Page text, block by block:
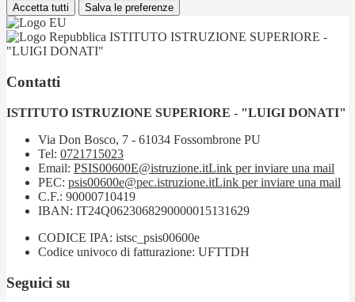
Accetta tutti Salva le preferenze
ISTITUTO ISTRUZIONE SUPERIORE -
"LUIGI DONATI"
Contatti
ISTITUTO ISTRUZIONE SUPERIORE - "LUIGI DONATI"
Via Don Bosco, 7 - 61034 Fossombrone PU
Tel: 0721715023
Email: PSIS00600E@istruzione.itLink per inviare una mail
PEC: psis00600e@pec.istruzione.itLink per inviare una mail
C.F.: 90000710419
IBAN: IT24Q0623068290000015131629
CODICE IPA: istsc_psis00600e
Codice univoco di fatturazione: UFTTDH
Seguici su